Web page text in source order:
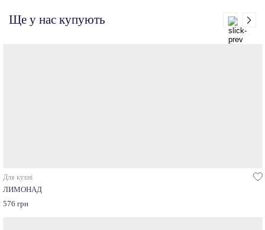
Ще у нас купують
Для кухні
ЛИМОНАД
576 грн